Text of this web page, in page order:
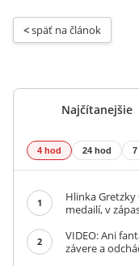
< späť na článok
Najčítanejšie
4 hod 24 hod
1
Hlinka Gretzky
medailí, v
2
VIDEO: Ani
závere a